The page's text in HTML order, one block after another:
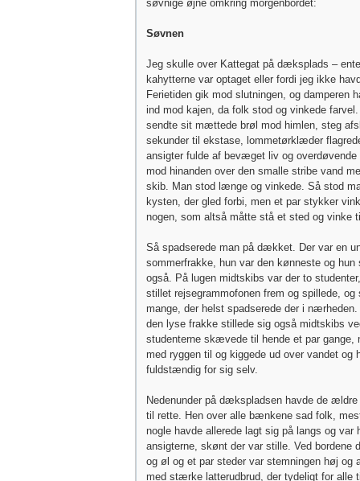
søvnige øjne omkring morgenbordet:
Søvnen
Jeg skulle over Kattegat på dæksplads –
kahytterne var optaget eller fordi jeg ikke
Ferietiden gik mod slutningen, og damperen
ind mod kajen, da folk stod og vinkede
sendte sit mættede brøl mod himlen, steg
sekunder til ekstase, lommetørklæder
ansigter fulde af bevæget liv og overdøvende
mod hinanden over den smalle stribe vand
skib. Man stod længe og vinkede. Så stod
kysten, der gled forbi, men et par stykker
nogen, som altså måtte stå et sted og vinke
Så spadserede man på dækket. Der var en
sommerfrakke, hun var den kønneste og hun
også. På lugen midtskibs var der to
stillet rejsegrammofonen frem og spillede, og
mange, der helst spadserede der i nærheden.
den lyse frakke stillede sig også midtskibs
studenterne skævede til hende et par gange,
med ryggen til og kiggede ud over vandet og
fuldstændig for sig selv.
Nedenunder på dækspladsen havde de
til rette. Hen over alle bænkene sad folk,
nogle havde allerede lagt sig på langs og var
ansigterne, skønt der var stille. Ved bordene
og øl og et par steder var stemningen høj og
med stærke latterudbrud, der tydeligt for alle